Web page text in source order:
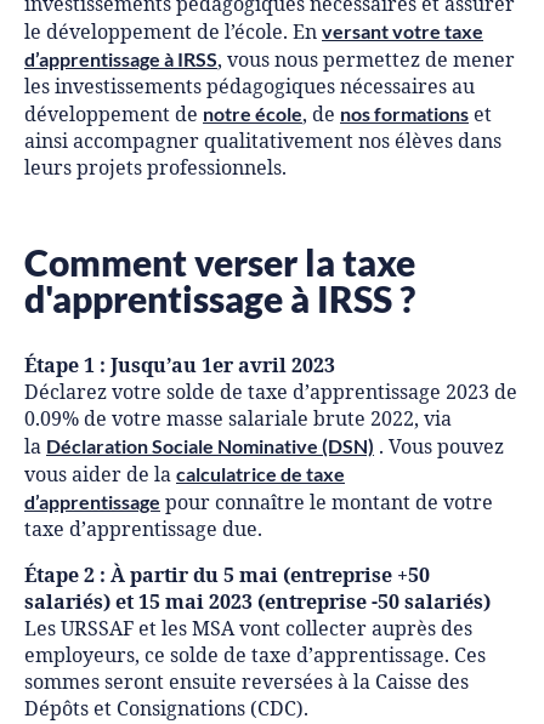
investissements pédagogiques nécessaires et assurer
le développement de l’école. En versant votre taxe
d’apprentissage à IRSS, vous nous permettez de mener
les investissements pédagogiques nécessaires au
développement de notre école, de nos formations et
ainsi accompagner qualitativement nos élèves dans
leurs projets professionnels.
Comment verser la taxe
d'apprentissage à IRSS ?
Étape 1 : Jusqu’au 1er avril 2023
Déclarez votre solde de taxe d’apprentissage 2023 de
0.09% de votre masse salariale brute 2022, via
la Déclaration Sociale Nominative (DSN) . Vous pouvez
vous aider de la calculatrice de taxe
d’apprentissage pour connaître le montant de votre
taxe d’apprentissage due.
Étape 2 : À partir du 5 mai (entreprise +50
salariés) et 15 mai 2023 (entreprise -50 salariés)
Les URSSAF et les MSA vont collecter auprès des
employeurs, ce solde de taxe d’apprentissage. Ces
sommes seront ensuite reversées à la Caisse des
Dépôts et Consignations (CDC).